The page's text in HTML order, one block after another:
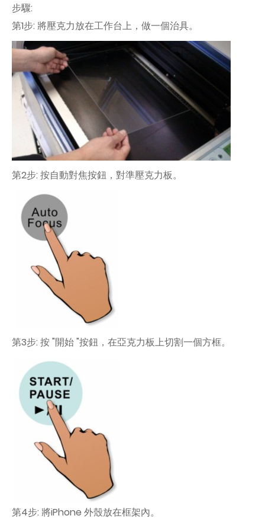
步驟:
第1步: 將壓克力放在工作台上，做一個治具。
第2步: 按自動對焦按鈕，對準壓克力板。
第3步: 按 "開始 "按鈕，在亞克力板上切割一個方框。
第4步: 將iPhone 外殼放在框架內。